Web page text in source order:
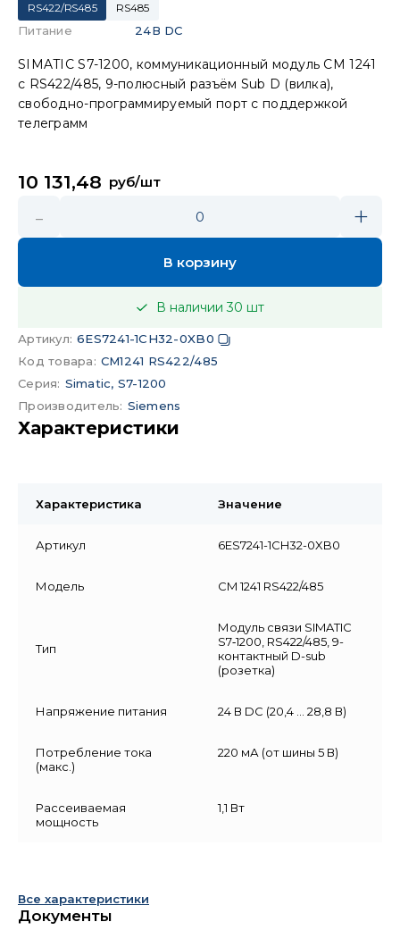
RS422/RS485
RS485
Питание 24В DC
SIMATIC S7-1200, коммуникационный модуль CM 1241
с RS422/485, 9-полюсный разъём Sub D (вилка),
свободно-программируемый порт с поддержкой
телеграмм
10 131,48 руб/шт
- 0 +
В корзину
В наличии30 шт
Артикул: 6ES7241-1CH32-0XB0
Код товара: CM1241 RS422/485
Серия: Simatic, S7-1200
Производитель: Siemens
Характеристики
Характеристика Значение
Артикул 6ES7241-1CH32-0XB0
Модель CM 1241 RS422/485
Тип
Модуль связи SIMATIC
S7‑1200, RS422/485, 9-
контактный D-sub
(розетка)
Напряжение питания 24 В DC (20,4 … 28,8 В)
Потребление тока
(макс.)
220 мА (от шины 5 В)
Рассеиваемая
мощность
1,1 Вт
Все характеристики
Документы